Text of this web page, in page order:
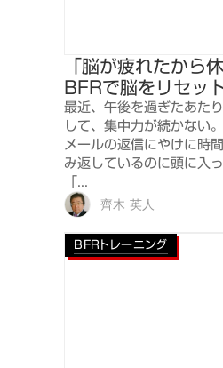
「脳が疲れたから
BFRで脳をリセッ
最近、午後を過ぎたあた
して、集中力が続かない
メールの返信にやけに時
み返しているのに頭に入
「...
齊木 英人
BFRトレーニング